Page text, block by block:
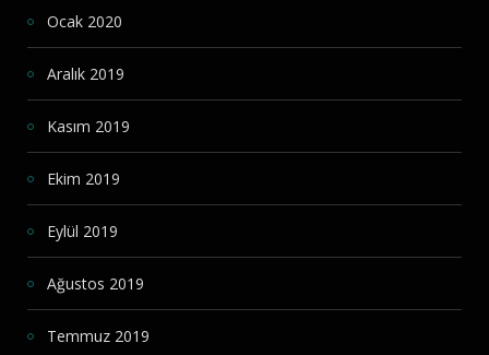
Ocak 2020
Aralık 2019
Kasım 2019
Ekim 2019
Eylül 2019
Ağustos 2019
Temmuz 2019